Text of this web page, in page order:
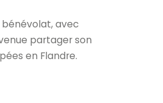
bénévolat, avec
partager son
en Flandre.